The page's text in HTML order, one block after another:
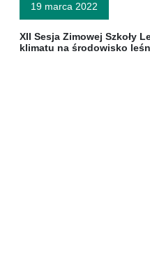
19 marca 2022
XII Sesja Zimowej Szkoły
klimatu na środowisko